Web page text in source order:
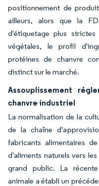
positionnement de
ailleurs, alors que la
d'étiquetage plus
végétales, le profil
protéines de chanvre
distinct sur le marché.
Assouplissement
chanvre industriel
La normalisation de la
de la chaîne
fabricants alimentaires
d'aliments naturels vers
grand public. La
animale a établi un